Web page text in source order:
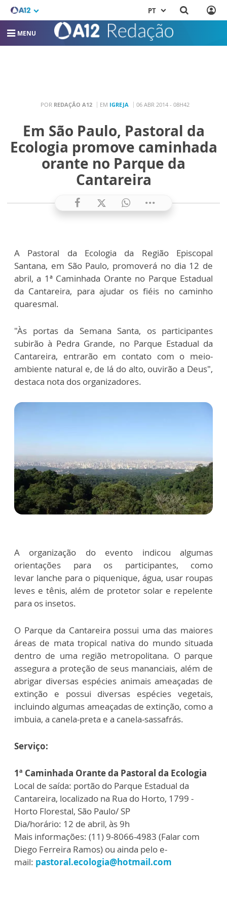
PT
MENU
POR REDAÇÃO A12 EM IGREJA 06 ABR 2014 - 08H42
Em São Paulo, Pastoral da
Ecologia promove caminhada
orante no Parque da
Cantareira
A Pastoral da Ecologia da Região Episcopal
Santana, em São Paulo, promoverá no dia 12 de
abril, a 1ª Caminhada Orante no Parque Estadual
da Cantareira, para ajudar os fiéis no caminho
quaresmal.
"Às portas da Semana Santa, os participantes
subirão à Pedra Grande, no Parque Estadual da
Cantareira, entrarão em contato com o meio-
ambiente natural e, de lá do alto, ouvirão a Deus",
destaca nota dos organizadores.
A organização do evento indicou algumas
orientações para os participantes, como
levar lanche para o piquenique, água, usar roupas
leves e tênis, além de protetor solar e repelente
para os insetos.
O Parque da Cantareira possui uma das maiores
áreas de mata tropical nativa do mundo situada
dentro de uma região metropolitana. O parque
assegura a proteção de seus mananciais, além de
abrigar diversas espécies animais ameaçadas de
extinção e possui diversas espécies vegetais,
incluindo algumas ameaçadas de extinção, como a
imbuia, a canela-preta e a canela-sassafrás.
Serviço:
1ª Caminhada Orante da Pastoral da Ecologia
Local de saída: portão do Parque Estadual da
Cantareira, localizado na Rua do Horto, 1799 -
Horto Florestal, São Paulo/ SP
Dia/horário: 12 de abril, às 9h
Mais informações: (11) 9-8066-4983 (Falar com
Diego Ferreira Ramos) ou ainda pelo e-
mail: pastoral.ecologia@hotmail.com